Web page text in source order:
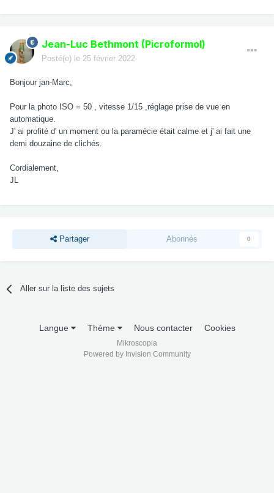
Jean-Luc Bethmont (Picroformol)
Posté(e) le 25 février 2022
Bonjour jan-Marc,
Pour la photo ISO = 50 , vitesse 1/15 ,réglage prise de vue en
automatique.
J' ai profité d' un moment ou la paramécie était calme et j' ai fait une
demi douzaine de clichés.
Cordialement,
JL
Partager Abonnés 0
Aller sur la liste des sujets
Langue Thème Nous contacter Cookies
Mikroscopia
Powered by Invision Community